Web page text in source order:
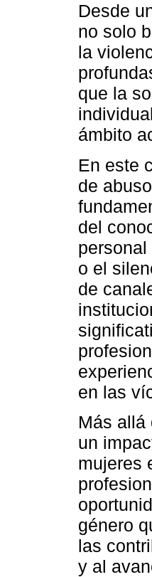
Desde
no solo
la
que la
ámbito
En este
de
del
o el
de
en las
Más allá
un
mujeres
género
las
y al